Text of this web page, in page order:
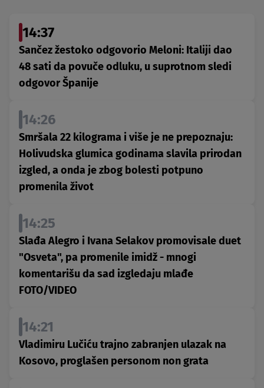
14:37
Sančez žestoko odgovorio Meloni: Italiji dao
48 sati da povuče odluku, u suprotnom sledi
odgovor Španije
14:26
Smršala 22 kilograma i više je ne prepoznaju:
Holivudska glumica godinama slavila prirodan
izgled, a onda je zbog bolesti potpuno
promenila život
14:25
Slađa Alegro i Ivana Selakov promovisale duet
"Osveta", pa promenile imidž - mnogi
komentarišu da sad izgledaju mlađe
FOTO/VIDEO
14:21
Vladimiru Lučiću trajno zabranjen ulazak na
Kosovo, proglašen personom non grata